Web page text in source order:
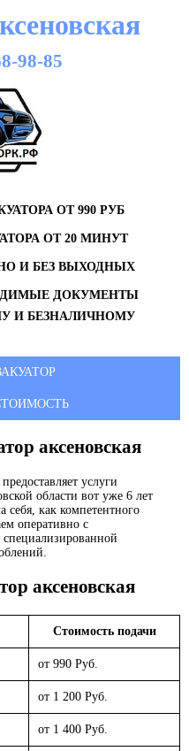
98-85
ОТ 990 РУБ
ОТ 20 МИНУТ
И БЕЗ ВЫХОДНЫХ
ДОКУМЕНТЫ
И БЕЗНАЛИЧНОМУ
аксеновская
услуги
области вот уже 6 лет
себя, как компетентного
оперативно с
аксеновская
Стоимость подачи
от 990 Руб.
от 1 200 Руб.
от 1 400 Руб.